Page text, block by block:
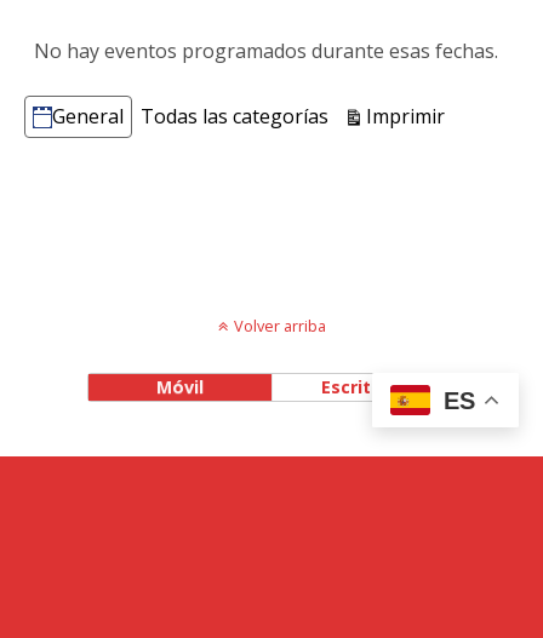
No hay eventos programados durante esas fechas.
Categorías
General Todas las categorías ImprimirVistas
Volver arriba
Móvil Escritorio
ES